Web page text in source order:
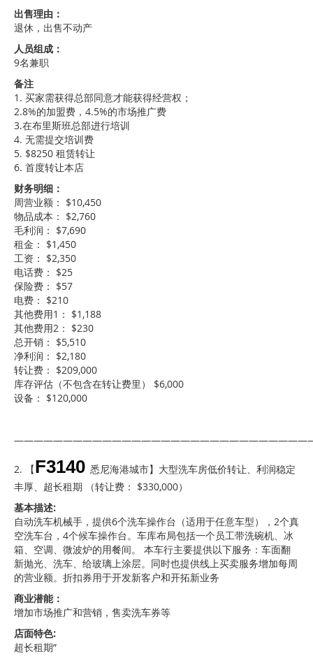
出售理由：
退休，出售不动产
人员组成：
9名兼职
备注
1. 买家需获得总部同意才能获得经营权；
2.8%的加盟费，4.5%的市场推广费
3.在布里斯班总部进行培训
4. 无需提交培训费
5. $8250 租赁转让
6. 首度转让本店
财务明细：
周营业额： $10,450
物品成本： $2,760
毛利润： $7,690
租金： $1,450
工资： $2,350
电话费： $25
保险费： $57
电费： $210
其他费用1： $1,188
其他费用2： $230
总开销： $5,510
净利润： $2,180
转让费： $209,000
库存评估（不包含在转让费里） $6,000
设备： $120,000
2. 【F3140 悉尼海港城市】大型洗车房低价转让、利润稳定
丰厚、超长租期 （转让费： $330,000）
基本描述:
自动洗车机械手，提供6个洗车操作台（适用于任意车型），2个真
空洗车台，4个候车操作台。车库布局包括一个员工带洗碗机、冰
箱、空调、微波炉的用餐间。 本车行主要提供以下服务：车面翻
新抛光、洗车、给玻璃上涂层。同时也提供线上买卖服务增加每周
的营业额。折扣券用于开发新客户和开拓新业务
商业潜能：
增加市场推广和营销，售卖洗车券等
店面特色:
超长租期”